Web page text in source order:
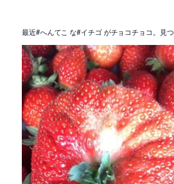
最近#へんてこ な#イチゴ がチョコチョコ。見